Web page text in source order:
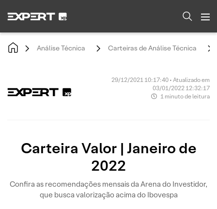
Análise Técnica Carteiras de Análise Técnica
29/12/2021 10:17:40 • Atualizado em
03/01/2022 12:32:17
1 minuto de leitura
Carteira Valor | Janeiro de
2022
Confira as recomendações mensais da Arena do Investidor,
que busca valorização acima do Ibovespa